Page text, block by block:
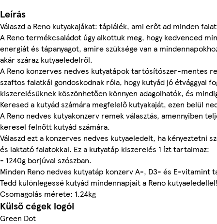
Leírás
Válaszd a Reno kutyakajákat: táplálék, ami erőt ad minden
A Reno termékcsaládot úgy alkottuk meg, hogy kedvenced
energiát és tápanyagot, amire szüksége van a
akár száraz kutyaeledelről.
A Reno konzerves nedves kutyatápok tartósítószer-mentes
szaftos falatkái gondoskodnak róla, hogy kutyád jó étvággyal
kiszerelésüknek köszönhetően könnyen adagolhatók, és
Keresed a kutyád számára megfelelő kutyakaját, ezen belül
A Reno nedves kutyakonzerv remek választás, amennyiben
keresel felnőtt kutyád számára.
Válaszd ezt a konzerves nedves kutyaeledelt, ha kényeztetni
és laktató falatokkal. Ez a kutyatáp kiszerelés 1 ízt tartalmaz:
- 1240g borjúval szószban.
Minden Reno nedves kutyatáp konzerv A-, D3- és E-vitamint
Tedd különlegessé kutyád mindennapjait a Reno
Csomagolás mérete: 1.24kg
Külső cégek logói
Green Dot